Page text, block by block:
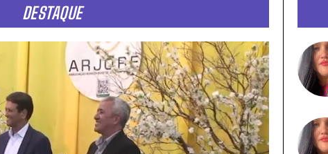
DESTAQUE